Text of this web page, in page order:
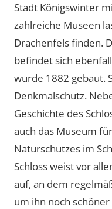
Stadt Königswinter
zahlreiche Museen
Drachenfels finden.
befindet sich
wurde 1882 gebaut.
Denkmalschutz.
Geschichte des
auch das Museum
Naturschutzes im
Schloss weist vor
auf, an dem
um ihn noch